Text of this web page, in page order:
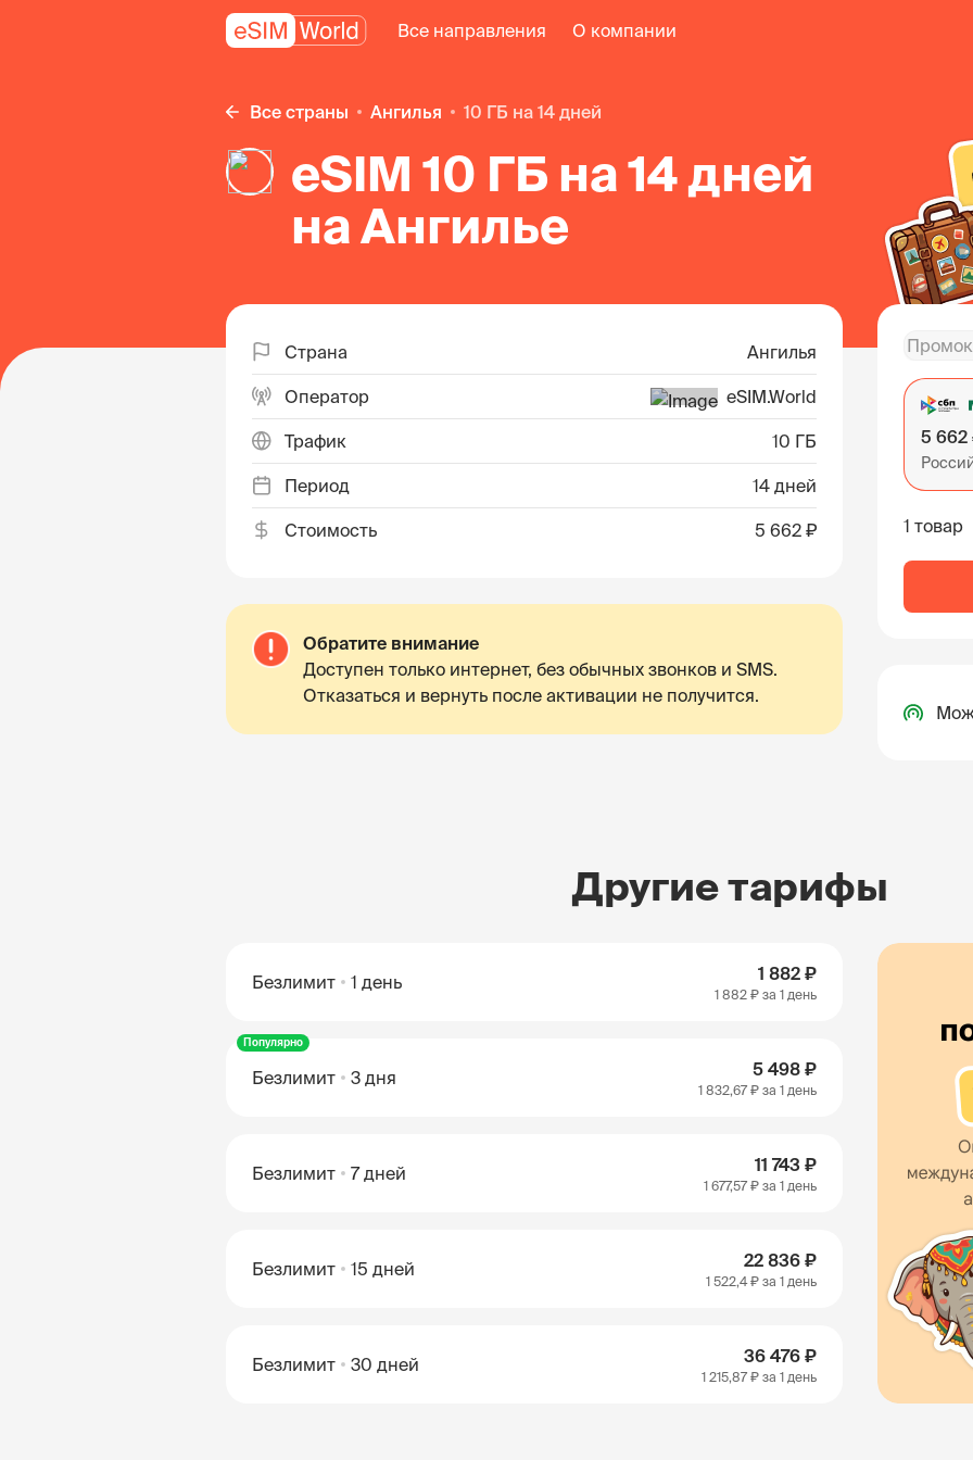
Все направления О компании
Все страны Ангилья 10 ГБ на 14 дней
eSIM 10 ГБ на 14 дней
на Ангилье
Страна Ангилья
Оператор eSIM.World
Трафик 10 ГБ
Период 14 дней
Стоимость 5 662 ₽
Обратите внимание
Доступен только интернет, без обычных звонков и SMS.
Отказаться и вернуть после активации не получится.
5 662
1 товар
Другие тарифы
Безлимит 1 день 1 882 ₽
1 882 ₽ за 1 день
Популярно
Безлимит 3 дня 5 498 ₽
1 832,67 ₽ за 1 день
Безлимит 7 дней 11 743 ₽
1 677,57 ₽ за 1 день
Безлимит 15 дней 22 836 ₽
1 522,4 ₽ за 1 день
Безлимит 30 дней 36 476 ₽
1 215,87 ₽ за 1 день